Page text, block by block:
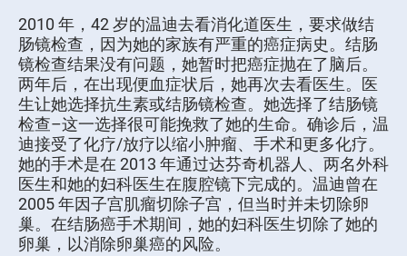
2010 年，42 岁的温迪去看消化道医生，要求做结
肠镜检查，因为她的家族有严重的癌症病史。结肠
镜检查结果没有问题，她暂时把癌症抛在了脑后。
两年后，在出现便血症状后，她再次去看医生。医
生让她选择抗生素或结肠镜检查。她选择了结肠镜
检查–这一选择很可能挽救了她的生命。确诊后，温
迪接受了化疗/放疗以缩小肿瘤、手术和更多化疗。
她的手术是在 2013 年通过达芬奇机器人、两名外科
医生和她的妇科医生在腹腔镜下完成的。温迪曾在
2005 年因子宫肌瘤切除子宫，但当时并未切除卵
巢。在结肠癌手术期间，她的妇科医生切除了她的
卵巢，以消除卵巢癌的风险。